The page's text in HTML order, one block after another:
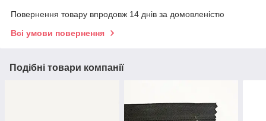
Повернення товару впродовж 14 днів за домовленістю
Всі умови повернення
Подібні товари компанії